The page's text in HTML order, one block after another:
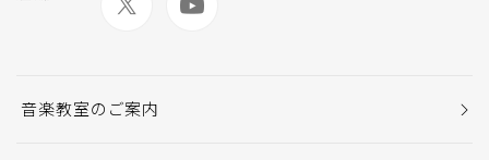
音楽教室のご案内